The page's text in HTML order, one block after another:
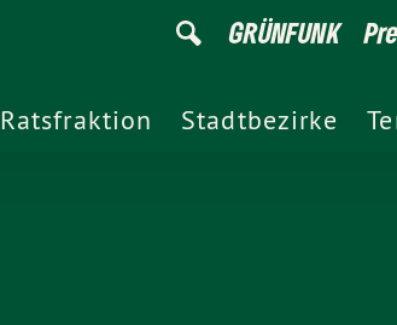
GRÜNFUNK
Ratsfraktion Stadtbezirke